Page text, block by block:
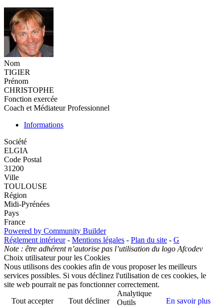
Nom
TIGIER
Prénom
CHRISTOPHE
Fonction exercée
Coach et Médiateur Professionnel
Informations
Société
ELGIA
Code Postal
31200
Ville
TOULOUSE
Région
Midi-Pyrénées
Pays
France
Powered by Community Builder
Réglement intérieur- Mentions légales - Plan du site - G
Note : être adhérent n’autorise pas l’utilisation du logo Afcodev
Choix utilisateur pour les Cookies
Nous utilisons des cookies afin de vous proposer les meilleurs
services possibles. Si vous déclinez l'utilisation de ces cookies, le
site web pourrait ne pas fonctionner correctement.
Tout accepter
Tout décliner En savoir plus
Analytique
Outils